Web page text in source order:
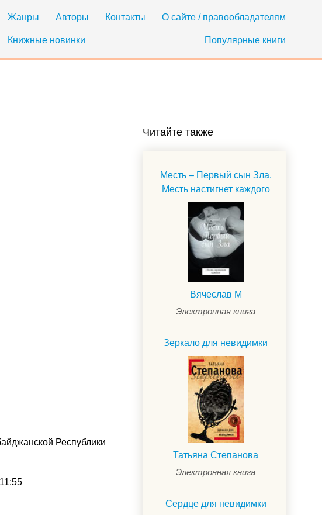
Жанры Авторы Контакты О сайте / правообладателям
Книжные новинки Популярные книги
Республики
Читайте также
Месть – Первый сын Зла.
Месть настигнет каждого
Вячеслав М
Электронная книга
Зеркало для невидимки
Татьяна Степанова
Электронная книга
Сердце для невидимки